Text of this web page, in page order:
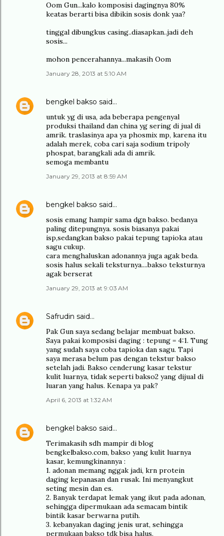
Oom Gun...kalo komposisi dagingnya 80%
keatas berarti bisa dibikin sosis donk yaa?
tinggal dibungkus casing..diasapkan..jadi deh
sosis...
mohon pencerahannya...makasih Oom
January 28, 2013 at 5:10 AM
bengkel bakso said…
untuk yg di usa, ada beberapa pengenyal
produksi thailand dan china yg sering di jual di
amrik. traslasinya apa ya phosmix mp, karena itu
adalah merek, coba cari saja sodium tripoly
phospat, barangkali ada di amrik.
semoga membantu
January 29, 2013 at 8:59 AM
bengkel bakso said…
sosis emang hampir sama dgn bakso. bedanya
paling ditepungnya. sosis biasanya pakai
isp,sedangkan bakso pakai tepung tapioka atau
sagu cukup.
cara menghaluskan adonannya juga agak beda.
sosis halus sekali teksturnya....bakso teksturnya
agak berserat
January 29, 2013 at 9:03 AM
Safrudin said…
Pak Gun saya sedang belajar membuat bakso.
Saya pakai komposisi daging : tepung = 4:1. Tung
yang sudah saya coba tapioka dan sagu. Tapi
saya merasa belum pas dengan tekstur bakso
setelah jadi. Bakso cenderung kasar tekstur
kulit luarnya, tidak seperti bakso2 yang dijual di
luaran yang halus. Kenapa ya pak?
April 6, 2013 at 1:32 AM
bengkel bakso said…
Terimakasih sdh mampir di blog
bengkelbakso.com, bakso yang kulit luarnya
kasar, kemungkinannya :
1. adonan memang nggak jadi, krn protein
daging kepanasan dan rusak. Ini menyangkut
seting mesin dan es.
2. Banyak terdapat lemak yang ikut pada adonan,
sehingga dipermukaan ada semacam bintik
bintik kasar berwarna putih.
3. kebanyakan daging jenis urat, sehingga
permukaan bakso tdk bisa halus.